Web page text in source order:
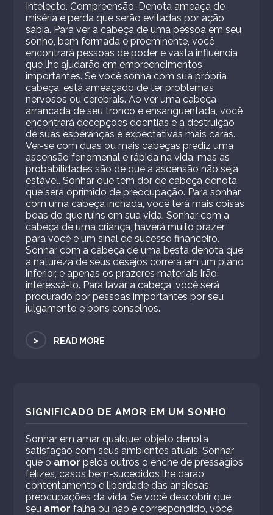
Intelecto. Compreensão. Denota ameaça de
miséria e perda que serão evitadas por ação
sábia. Para ver a cabeça de uma pessoa em seu
sonho, bem formada e proeminente, você
encontrará pessoas de poder e vasta influência
que lhe ajudarão em empreendimentos
importantes. Se você sonha com sua própria
cabeça, está ameaçado de ter problemas
nervosos ou cerebrais. Ao ver uma cabeça
arrancada de seu tronco e ensanguentada, você
encontrará decepções doentias e a destruição
de suas esperanças e expectativas mais caras.
Ver-se com duas ou mais cabeças prediz uma
ascensão fenomenal e rápida na vida, mas as
probabilidades são de que a ascensão não seja
estável. Sonhar que tem dor de cabeça denota
que será oprimido de preocupação. Para sonhar
com uma cabeça inchada, você terá mais coisas
boas do que ruins em sua vida. Sonhar com a
cabeça de uma criança, haverá muito prazer
para você e um sinal de sucesso financeiro.
Sonhar com a cabeça de uma besta denota que
a natureza de seus desejos correrá em um plano
inferior, e apenas os prazeres materiais irão
interessá-lo. Para lavar a cabeça, você será
procurado por pessoas importantes por seu
julgamento e bons conselhos.
> READ MORE
SIGNIFICADO DE AMOR EM UM SONHO
Sonhar em amar qualquer objeto denota
satisfação com seus ambientes atuais. Sonhar
que o amor pelos outros o enche de presságios
felizes, casos bem-sucedidos lhe darão
contentamento e liberdade das ansiosas
preocupações da vida. Se você descobrir que
seu amor falha ou não é correspondido, você